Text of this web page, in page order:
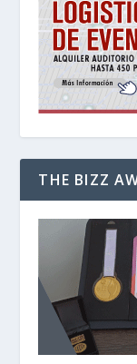
THE BIZZ